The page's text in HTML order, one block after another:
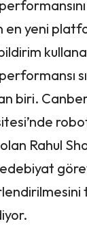
en yeni
biri.
olan Rahul